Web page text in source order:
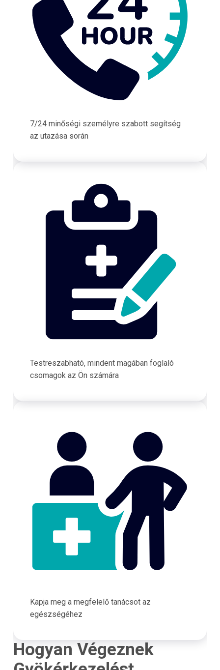
7/24 minőségi személyre szabott segítség
az utazása során
Testreszabható, mindent magában foglaló
csomagok az Ön számára
Kapja meg a megfelelő tanácsot az
egészségéhez
Hogyan Végeznek